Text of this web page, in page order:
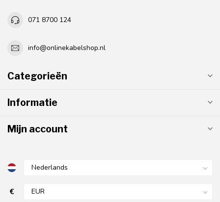
071 8700 124
info@onlinekabelshop.nl
Categorieën
Informatie
Mijn account
€